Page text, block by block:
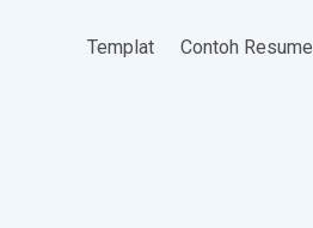
Templat Contoh Resume